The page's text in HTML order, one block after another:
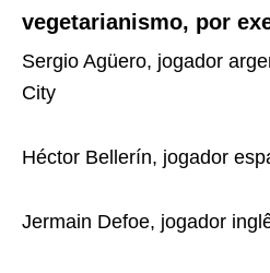
vegetarianismo, por
Sergio Agüero, jogador
City
Héctor Bellerín, jogador
Jermain Defoe, jogador